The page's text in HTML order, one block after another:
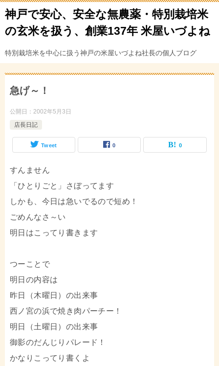
神戸で安心、安全な無農薬・特別栽培米
の玄米を扱う、創業137年 米屋いづよね
特別栽培米を中心に扱う神戸の米屋いづよね社長の個人ブログ
急げ～！
公開日： 2002年5月3日
店長日記
Tweet 0 0
すんません
「ひとりごと」さぼってます
しかも、今日は急いでるので短め！
ごめんなさ～い
明日はこってり書きます
つーことで
明日の内容は
昨日（木曜日）の出来事
西ノ宮の浜で焼き肉パーチー！
明日（土曜日）の出来事
御影のだんじりパレード！
かなりこってり書くよ